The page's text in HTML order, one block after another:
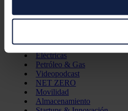
Identificar su
(huellas digitales)
Obtenga más información
preferencias en lasección de
momento en la Declaración de
Las cookies de este sitio web
funciones de redes sociales y
que haga del sitio web con
Opinión
Mercados
Eléctricas
Petróleo & Gas
Videopodcast
NET ZERO
Movilidad
Almacenamiento